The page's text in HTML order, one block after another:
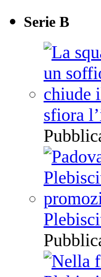
Serie B
sfiora